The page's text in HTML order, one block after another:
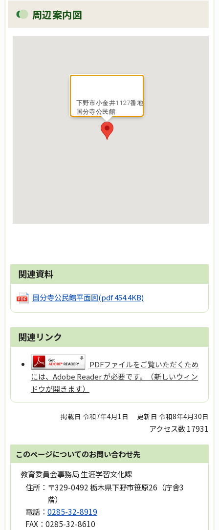
周辺案内図
下野市小金井1127番地
国分寺公民館
関連資料
国分寺公民館平面図(pdf 454.4KB)
関連リンク
PDFファイルをご覧いただくため
には、Adobe Reader が必要です。（新しいウィン
ドウが開きます）
掲載日 令和7年4月1日 更新日 令和8年4月30日
アクセス数17931
このページについてのお問い合わせ先
教育委員会事務局 生涯学習文化課
住所： 〒329-0492 栃木県下野市笹原26（庁舎3
階）
電話： 0285-32-8919
FAX： 0285-32-8610